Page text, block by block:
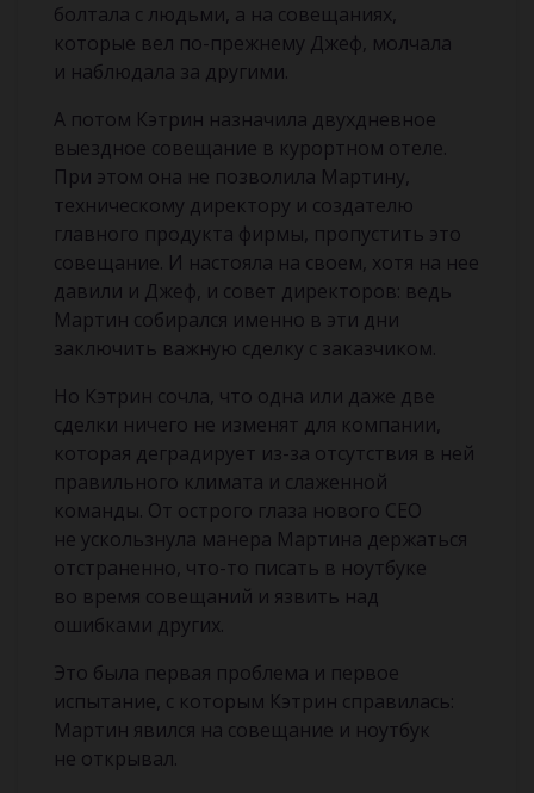
болтала с людьми, а на совещаниях,
которые вел по-прежнему Джеф, молчала
и наблюдала за другими.
А потом Кэтрин назначила двухдневное
выездное совещание в курортном отеле.
При этом она не позволила Мартину,
техническому директору и создателю
главного продукта фирмы, пропустить это
совещание. И настояла на своем, хотя на нее
давили и Джеф, и совет директоров: ведь
Мартин собирался именно в эти дни
заключить важную сделку с заказчиком.
Но Кэтрин сочла, что одна или даже две
сделки ничего не изменят для компании,
которая деградирует из-за отсутствия в ней
правильного климата и слаженной
команды. От острого глаза нового СЕО
не ускользнула манера Мартина держаться
отстраненно, что-то писать в ноутбуке
во время совещаний и язвить над
ошибками других.
Это была первая проблема и первое
испытание, с которым Кэтрин справилась:
Мартин явился на совещание и ноутбук
не открывал.